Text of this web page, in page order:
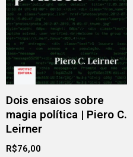
Dois ensaios sobre
magia política | Piero C.
Leirner
R$76,00